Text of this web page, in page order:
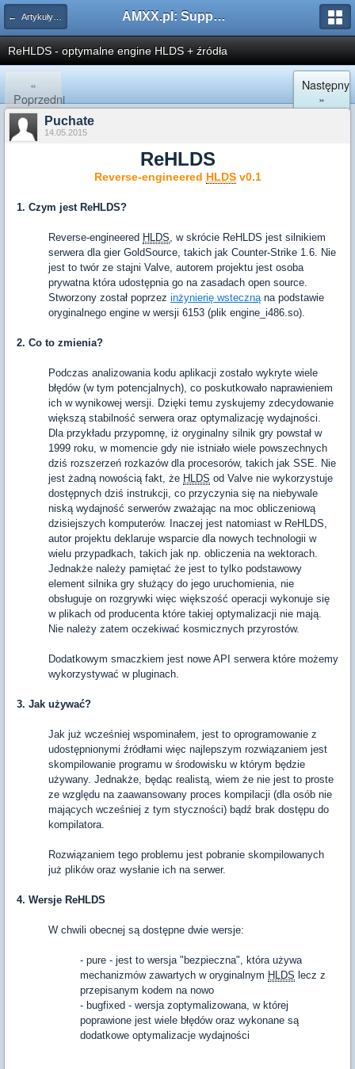
← Artykuły i Instrukcje AMXX.pl: Support AMX Mod X i SourceMod
ReHLDS - optymalne engine HLDS + źródła
«
Poprzedni
Następny
»
Puchate
14.05.2015
ReHLDS
Reverse-engineered HLDSv0.1
1. Czym jest ReHLDS?
Reverse-engineered HLDS, w skrócie ReHLDS jest silnikiem
serwera dla gier GoldSource, takich jak Counter-Strike 1.6. Nie
jest to twór ze stajni Valve, autorem projektu jest osoba
prywatna która udostępnia go na zasadach open source.
Stworzony został poprzez inżynierię wstecznąna podstawie
oryginalnego engine w wersji 6153 (plik engine_i486.so).
2. Co to zmienia?
Podczas analizowania kodu aplikacji zostało wykryte wiele
błędów (w tym potencjalnych), co poskutkowało naprawieniem
ich w wynikowej wersji. Dzięki temu zyskujemy zdecydowanie
większą stabilność serwera oraz optymalizację wydajności.
Dla przykładu przypomnę, iż oryginalny silnik gry powstał w
1999 roku, w momencie gdy nie istniało wiele powszechnych
dziś rozszerzeń rozkazów dla procesorów, takich jak SSE. Nie
jest żadną nowością fakt, że HLDS od Valve nie wykorzystuje
dostępnych dziś instrukcji, co przyczynia się na niebywale
niską wydajność serwerów zważając na moc obliczeniową
dzisiejszych komputerów. Inaczej jest natomiast w ReHLDS,
autor projektu deklaruje wsparcie dla nowych technologii w
wielu przypadkach, takich jak np. obliczenia na wektorach.
Jednakże należy pamiętać że jest to tylko podstawowy
element silnika gry służący do jego uruchomienia, nie
obsługuje on rozgrywki więc większość operacji wykonuje się
w plikach od producenta które takiej optymalizacji nie mają.
Nie należy zatem oczekiwać kosmicznych przyrostów.
Dodatkowym smaczkiem jest nowe API serwera które możemy
wykorzystywać w pluginach.
3. Jak używać?
Jak już wcześniej wspominałem, jest to oprogramowanie z
udostępnionymi źródłami więc najlepszym rozwiązaniem jest
skompilowanie programu w środowisku w którym będzie
używany. Jednakże, będąc realistą, wiem że nie jest to proste
ze względu na zaawansowany proces kompilacji (dla osób nie
mających wcześniej z tym styczności) bądź brak dostępu do
kompilatora.
Rozwiązaniem tego problemu jest pobranie skompilowanych
już plików oraz wysłanie ich na serwer.
4. Wersje ReHLDS
W chwili obecnej są dostępne dwie wersje:
- pure - jest to wersja "bezpieczna", która używa
mechanizmów zawartych w oryginalnym HLDS lecz z
przepisanym kodem na nowo
- bugfixed - wersja zoptymalizowana, w której
poprawione jest wiele błędów oraz wykonane są
dodatkowe optymalizacje wydajności